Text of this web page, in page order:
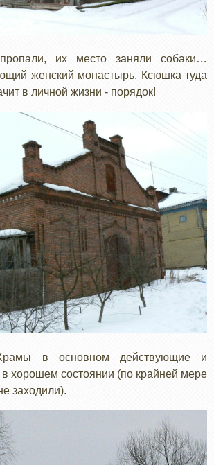
их место заняли собаки…
женский монастырь, Ксюшка туда
в личной жизни - порядок!
в основном действующие и
хорошем состоянии (по крайней мере
заходили).